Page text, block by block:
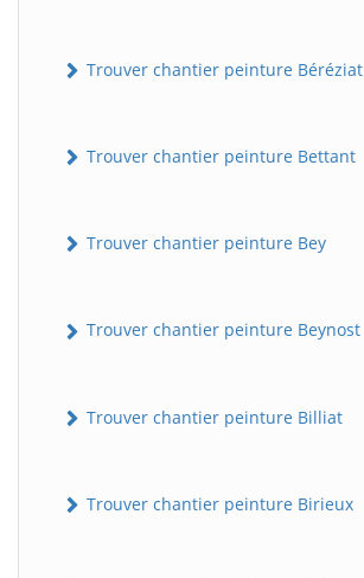
Trouver chantier peinture Béréziat
Trouver chantier peinture Bettant
Trouver chantier peinture Bey
Trouver chantier peinture Beynost
Trouver chantier peinture Billiat
Trouver chantier peinture Birieux